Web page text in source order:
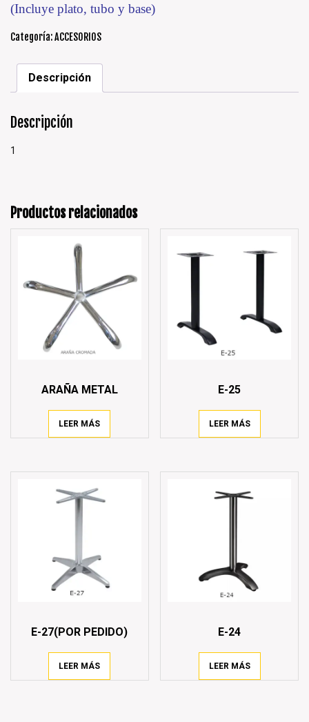
(Incluye plato, tubo y base)
Categoría:ACCESORIOS
Descripción
Descripción
1
Productos relacionados
ARAÑA METAL
LEER MÁS
E-25
LEER MÁS
E-27(POR PEDIDO)
LEER MÁS
E-24
LEER MÁS